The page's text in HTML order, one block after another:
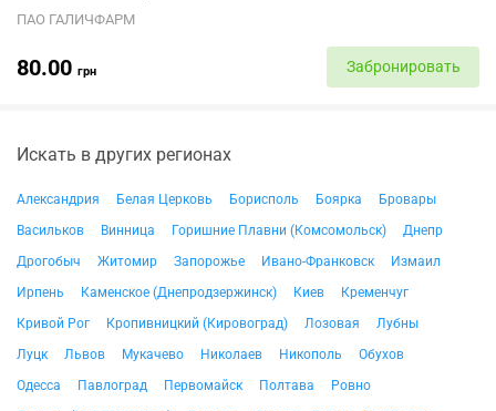
ПАО ГАЛИЧФАРМ
80.00 грн Забронировать
Искать в других регионах
Александрия Белая Церковь Борисполь Боярка
Бровары
Васильков
Винница Горишние Плавни (Комсомольск)
Днепр
Дрогобыч
Житомир Запорожье Ивано-Франковск
Измаил
Ирпень
Каменское (Днепродзержинск) Киев
Кременчуг
Кривой Рог
Кропивницкий (Кировоград) Лозовая
Лубны
Луцк
Львов Мукачево Николаев Никополь
Обухов
Одесса
Павлоград Первомайск Полтава
Ровно